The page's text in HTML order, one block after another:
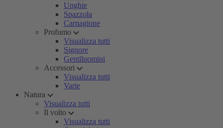
Unghie
Spazzola
Carnagione
Profumo
Visualizza tutti
Signore
Gentiluomini
Accessori
Visualizza tutti
Varie
Natura
Visualizza tutti
Il volto
Visualizza tutti